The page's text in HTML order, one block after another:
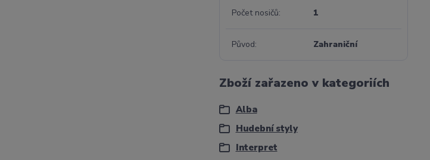
Počet nosičů 1
Původ Zahraniční
Zboží zařazeno v kategoriích
Alba
Hudební styly
Interpret